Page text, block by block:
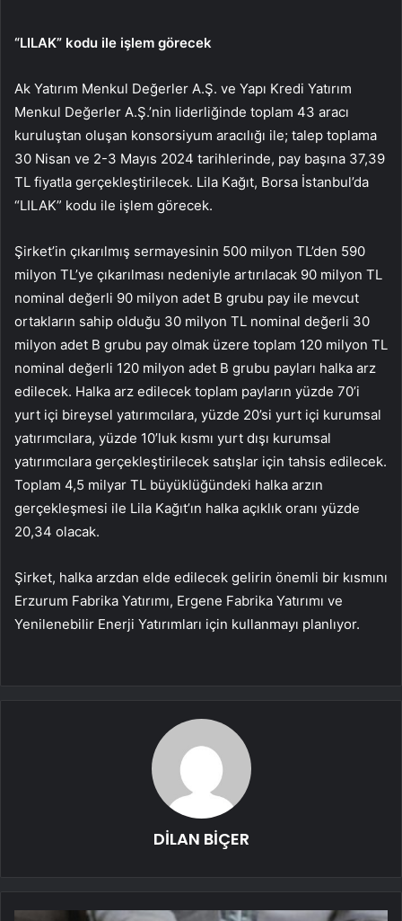
“LILAK” kodu ile işlem görecek
Ak Yatırım Menkul Değerler A.Ş. ve Yapı Kredi Yatırım
Menkul Değerler A.Ş.’nin liderliğinde toplam 43 aracı
kuruluştan oluşan konsorsiyum aracılığı ile; talep toplama
30 Nisan ve 2-3 Mayıs 2024 tarihlerinde, pay başına 37,39
TL fiyatla gerçekleştirilecek. Lila Kağıt, Borsa İstanbul’da
“LILAK” kodu ile işlem görecek.
Şirket’in çıkarılmış sermayesinin 500 milyon TL’den 590
milyon TL’ye çıkarılması nedeniyle artırılacak 90 milyon TL
nominal değerli 90 milyon adet B grubu pay ile mevcut
ortakların sahip olduğu 30 milyon TL nominal değerli 30
milyon adet B grubu pay olmak üzere toplam 120 milyon TL
nominal değerli 120 milyon adet B grubu payları halka arz
edilecek. Halka arz edilecek toplam payların yüzde 70’i
yurt içi bireysel yatırımcılara, yüzde 20’si yurt içi kurumsal
yatırımcılara, yüzde 10’luk kısmı yurt dışı kurumsal
yatırımcılara gerçekleştirilecek satışlar için tahsis edilecek.
Toplam 4,5 milyar TL büyüklüğündeki halka arzın
gerçekleşmesi ile Lila Kağıt’ın halka açıklık oranı yüzde
20,34 olacak.
Şirket, halka arzdan elde edilecek gelirin önemli bir kısmını
Erzurum Fabrika Yatırımı, Ergene Fabrika Yatırımı ve
Yenilenebilir Enerji Yatırımları için kullanmayı planlıyor.
DİLAN BİÇER